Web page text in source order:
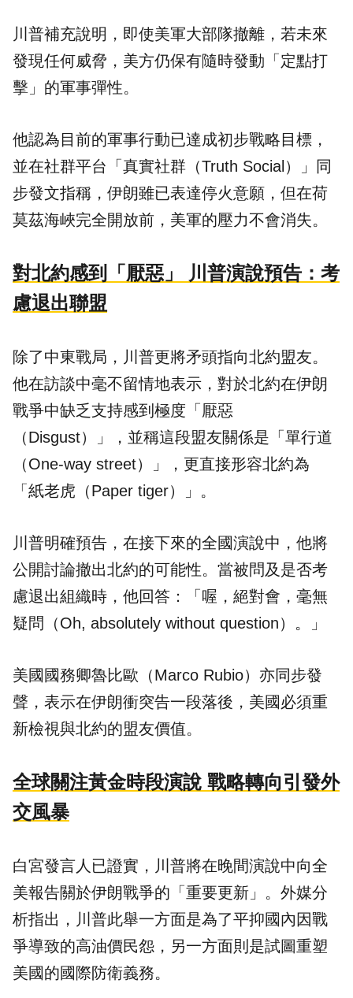
川普補充說明，即使美軍大部隊撤離，若未來
發現任何威脅，美方仍保有隨時發動「定點打
擊」的軍事彈性。
他認為目前的軍事行動已達成初步戰略目標，
並在社群平台「真實社群（Truth Social）」同
步發文指稱，伊朗雖已表達停火意願，但在荷
莫茲海峽完全開放前，美軍的壓力不會消失。
對北約感到「厭惡」 川普演說預告：考
慮退出聯盟
除了中東戰局，川普更將矛頭指向北約盟友。
他在訪談中毫不留情地表示，對於北約在伊朗
戰爭中缺乏支持感到極度「厭惡
（Disgust）」，並稱這段盟友關係是「單行道
（One-way street）」，更直接形容北約為
「紙老虎（Paper tiger）」。
川普明確預告，在接下來的全國演說中，他將
公開討論撤出北約的可能性。當被問及是否考
慮退出組織時，他回答：「喔，絕對會，毫無
疑問（Oh, absolutely without question）。」
美國國務卿魯比歐（Marco Rubio）亦同步發
聲，表示在伊朗衝突告一段落後，美國必須重
新檢視與北約的盟友價值。
全球關注黃金時段演說 戰略轉向引發外
交風暴
白宮發言人已證實，川普將在晚間演說中向全
美報告關於伊朗戰爭的「重要更新」。外媒分
析指出，川普此舉一方面是為了平抑國內因戰
爭導致的高油價民怨，另一方面則是試圖重塑
美國的國際防衛義務。